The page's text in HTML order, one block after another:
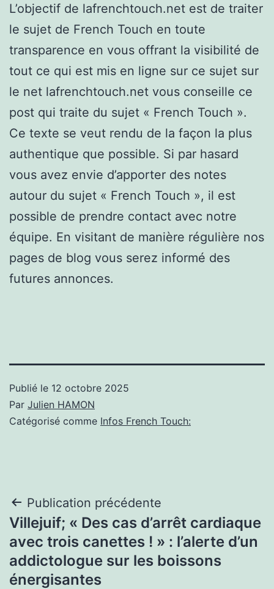
L’objectif de lafrenchtouch.net est de traiter
le sujet de French Touch en toute
transparence en vous offrant la visibilité de
tout ce qui est mis en ligne sur ce sujet sur
le net lafrenchtouch.net vous conseille ce
post qui traite du sujet « French Touch ».
Ce texte se veut rendu de la façon la plus
authentique que possible. Si par hasard
vous avez envie d’apporter des notes
autour du sujet « French Touch », il est
possible de prendre contact avec notre
équipe. En visitant de manière régulière nos
pages de blog vous serez informé des
futures annonces.
Publié le 12 octobre 2025
Par Julien HAMON
Catégorisé comme Infos French Touch:
Navigation
de
l’article
Publication précédente
Villejuif; « Des cas d’arrêt cardiaque
avec trois canettes ! » : l’alerte d’un
addictologue sur les boissons
énergisantes